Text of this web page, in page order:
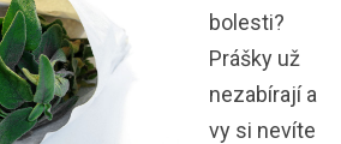
bolesti?
Prášky už
nezabírají a
vy si nevíte